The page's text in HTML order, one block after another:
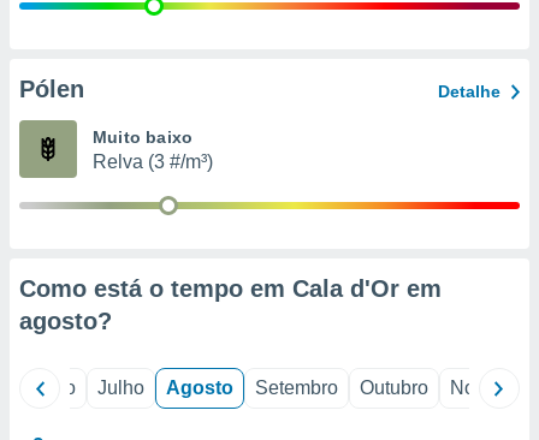
e
de
Pólen Detalhe
Muito baixo
Relva (3 #/m³)
Como está o tempo em Cala d'Or em
agosto?
Junho Julho Agosto Setembro Outubro Novembro